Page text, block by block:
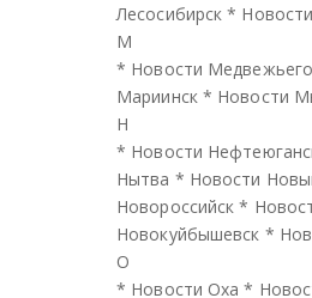
Лесосибирск *
М
* Новости
Мариинск* Новости
Н
* Новости
Нытва * Новости
Новороссийск *
Новокуйбышевск *
О
* Новости Оха *